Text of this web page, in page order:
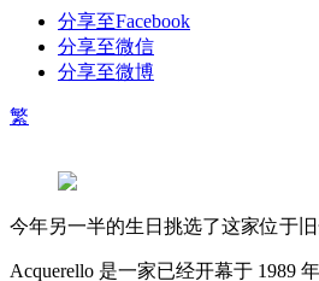
分享至Facebook
分享至微信
分享至微博
繁
今年另一半的生日挑选了这家位于
Acquerello 是一家已经开幕于 1989